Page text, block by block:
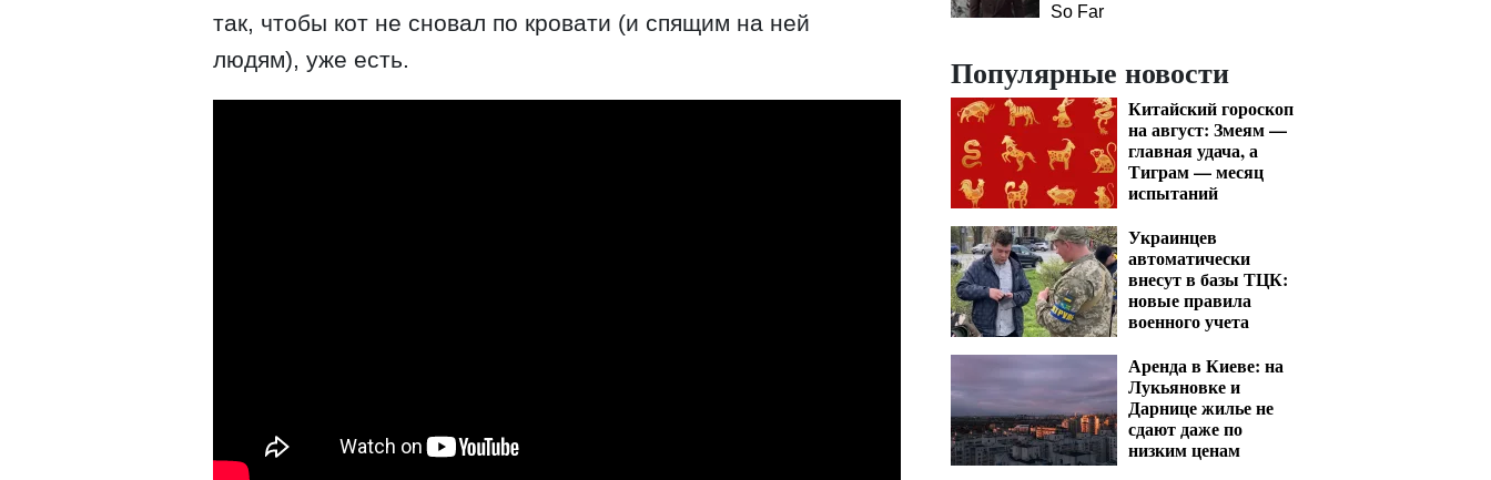
так, чтобы кот не сновал по кровати (и спящим на ней
людям), уже есть.
So Far
Популярные новости
Китайский гороскоп
на август: Змеям —
главная удача, а
Тиграм — месяц
испытаний
Украинцев
автоматически
внесут в базы ТЦК:
новые правила
военного учета
Аренда в Киеве: на
Лукьяновке и
Дарнице жилье не
сдают даже по
низким ценам